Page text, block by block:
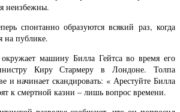
неизбежны.
спонтанно образуются всякий раз, когда
на публике.
машину Билла Гейтса во время его
Киру Стармеру в Лондоне. Толпа
и начинает скандировать: « Арестуйте Билла
к смертной казни – лишь вопрос времени.